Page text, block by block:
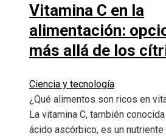
Vitamina C en la
alimentación:
más allá de los
Ciencia y tecnología
¿Qué alimentos son ricos en
La vitamina C, también
ácido ascórbico, es un